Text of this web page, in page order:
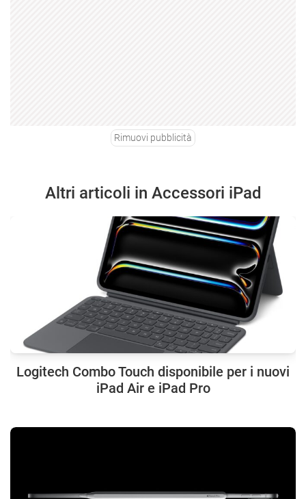
Rimuovi pubblicità
Altri articoli in Accessori iPad
Logitech Combo Touch disponibile per i nuovi
iPad Air e iPad Pro